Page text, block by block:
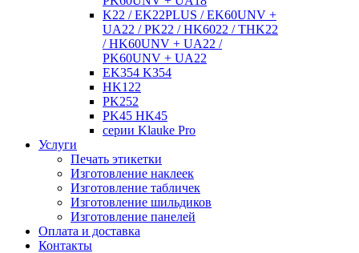
K22 / EK22PLUS / EK60UNV +
UA22 / PK22 / HK6022 / THK22
/ HK60UNV + UA22 /
PK60UNV + UA22
EK354 K354
HK122
PK252
PK45 HK45
серии Klauke Pro
Услуги
Печать этикетки
Изготовление наклеек
Изготовление табличек
Изготовление шильдиков
Изготовление панелей
Оплата и доставка
Контакты